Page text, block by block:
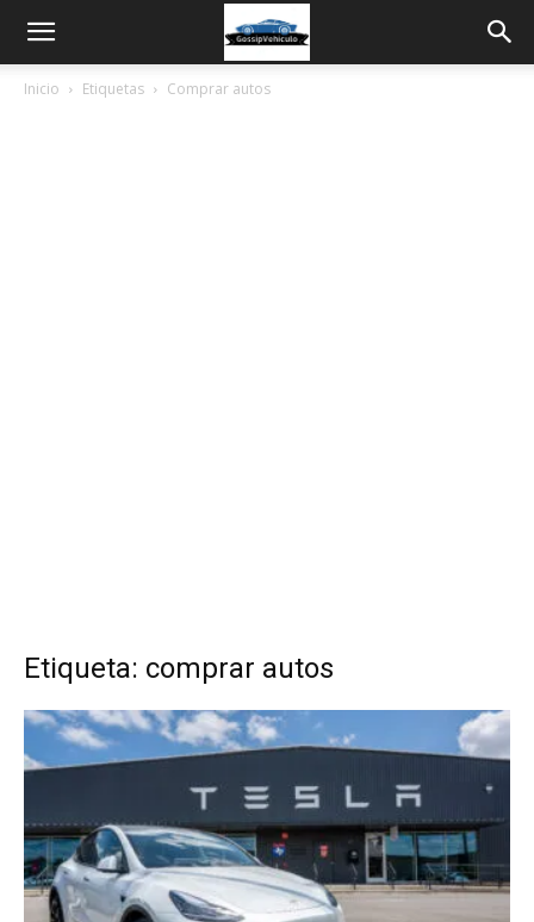
Inicio Etiquetas Comprar autos
Etiqueta: comprar autos